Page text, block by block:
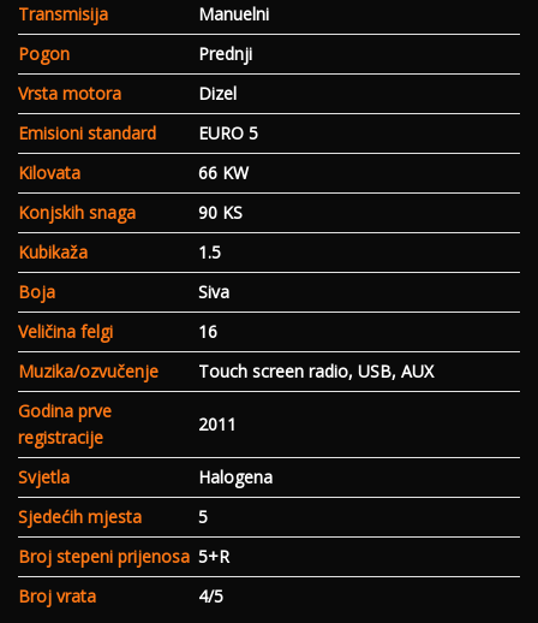
Transmisija
Manuelni
Pogon
Prednji
Vrsta motora
Dizel
Emisioni standard
EURO 5
Kilovata
66 KW
Konjskih snaga
90 KS
Kubikaža
1.5
Boja
Siva
Veličina felgi
16
Muzika/ozvučenje
Touch screen radio, USB, AUX
Godina prve
registracije
2011
Svjetla
Halogena
Sjedećih mjesta
5
Broj stepeni prijenosa 5+R
Broj vrata
4/5